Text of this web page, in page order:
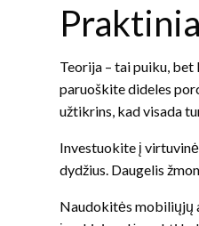
Teorija – tai puiku,
paruoškite dideles
užtikrins, kad visada
Investuokite į
dydžius. Daugelis
Naudokitės mobiliųjų